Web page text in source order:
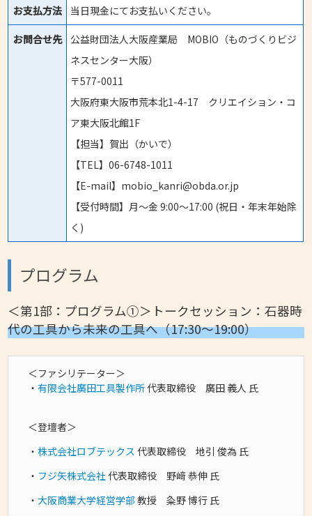
お支払方法 当日現金にてお支払いください。
お問合せ先
公益財団法人大阪産業局 MOBIO（ものづくりビジ
ネスセンター大阪）
〒577-0011
大阪府東大阪市荒本北1-4-17 クリエイション・コ
ア東大阪北館1F
【担当】賀出（かいで）
【TEL】06-6748-1011
【E-mail】mobio_kanri@obda.or.jp
【受付時間】月〜金 9:00〜17:00 (祝日・年末年始除
く)
プログラム
＜第1部：プログラム①＞トークセッション：石器時
代の工具から未来の工具へ（17:30～19:00）
＜ファシリテーター＞
・有限会社廣田工具製作所代表取締役 廣田 義人 氏
＜登壇者＞
・株式会社ロブテックス 代表取締役 地引 俊為 氏
・ フジ矢株式会社 代表取締役 野﨑 恭伸 氏
・大阪商業大学経営学部 教授 粂野 博行 氏